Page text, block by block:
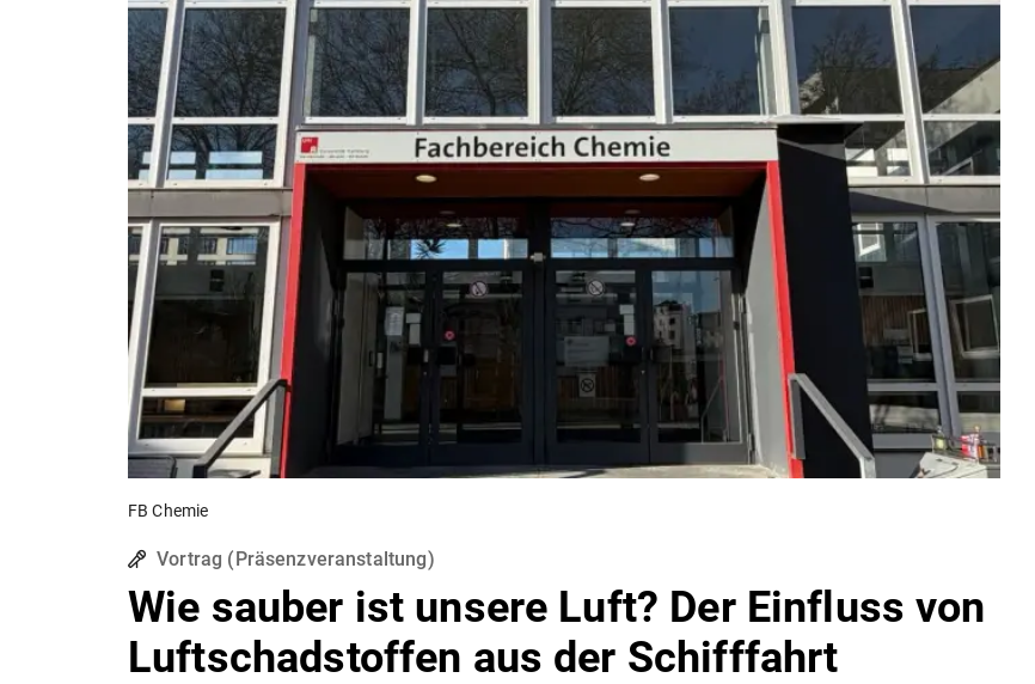
FB Chemie
Vortrag (Präsenzveranstaltung)
Wie sauber ist unsere Luft? Der Einfluss von
Luftschadstoffen aus der Schifffahrt